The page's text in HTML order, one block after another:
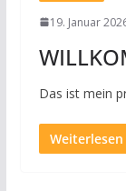
19. Januar
Das ist mein
Weiterlesen